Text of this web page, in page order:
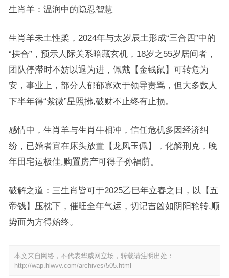
生肖羊：温润中的隐忍智慧
生肖羊未土性柔，2024年与太岁辰土形成“三合四”中的
“拱合”，预示人际关系暗藏玄机，18岁之55岁居间者，
团队停滞时不妨以退为进，佩戴【金钱鼠】可转危为
安，事业上，部分人郁郁寡欢于领导责骂，但大多数人
下半年得“紫微”星照拂,破财不止终有止损。
感情中，生肖羊与生肖牛相冲，信任危机多因经济纠
纷，已婚者宜在床头放置【龙凤玉佩】，化解刑克，晚
年田宅运极佳,购置房产可得子孙福荫。
破解之道：三生肖皆可于2025乙巳年立春之日，以【五
帝钱】压枕下，催旺全年气运，切记吉凶如阴阳轮转,顺
势而为方得始终。
本文来自网络，不代表华威网立场，转载请注明出处：
http://wap.hlwvv.com/archives/505.html